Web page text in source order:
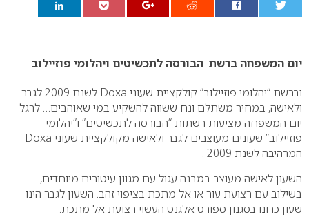
יום המשפחה ברשת הבורסה לתכשיטים ויהלומי פוזיילוב
וברשת “יהלומי פוזיילוב” קולקציית שעוני Doxa לשנת 2009 לגבר
ולאישה, במחיר משתלם ונח ששווה להשקיע במי שאוהבים… לרגל
יום המשפחה מציעות רשתות “הבורסה לתכשיטים” ו”יהלומי
פוזיילוב” שעונים מעוצבים לגבר ולאישה מקולקציית שעוני Doxa
המרהיבה לשנת 2009 .
השעון לאישה מעוצב במבנה עגול עם מגוון עיטורים מיוחדים,
בשילוב עם רצועת עור או אל מתכת בציפוי זהב. השעון לגבר הינו
שעון כרונו בסגנון ספורט אלגנט העשוי רצועת אל מתכת.